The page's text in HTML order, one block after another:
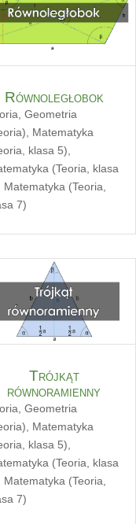
Równoległobok
Geometria
Matematyka
klasa 5)
(Teoria, klasa
Matematyka (Teoria,
7)
Trójkąt
równoramienny
, Geometria
, Matematyka
klasa 5),
(Teoria, klasa
Matematyka (Teoria,
7)